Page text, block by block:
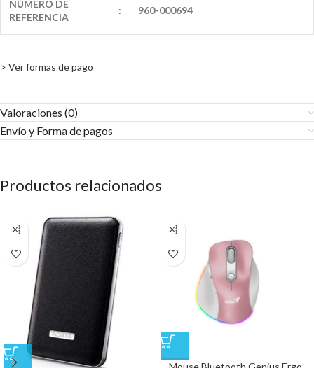
NÚMERO DE
REFERENCIA
: 960-000694
> Ver formas de pago
Valoraciones (0)
Envío y Forma de pagos​
Productos relacionados